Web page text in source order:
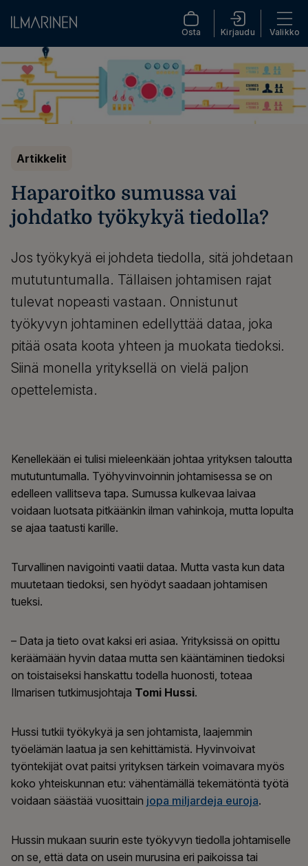
Osta Kirjaudu Valikko
Artikkelit
Haparoitko sumussa vai
johdatko työkykyä tiedolla?
Jos työkykyä ei johdeta tiedolla, sitä johdetaan
mututuntumalla. Tällaisen johtamisen rajat
tulevat nopeasti vastaan. Onnistunut
työkyvyn johtaminen edellyttää dataa, joka
pitää osata koota yhteen ja muokata tiedoksi.
Siinä monella yrityksellä on vielä paljon
opettelemista.
Kenellekään ei tulisi mieleenkään johtaa yrityksen taloutta
mututuntumalla. Työhyvinvoinnin johtamisessa se on
edelleen vallitseva tapa. Sumussa kulkevaa laivaa
voidaan luotsata pitkäänkin ilman vahinkoja, mutta lopulta
se ajaa taatusti karille.
Turvallinen navigointi vaatii dataa. Mutta vasta kun data
muutetaan tiedoksi, sen hyödyt saadaan johtamisen
tueksi.
– Data ja tieto ovat kaksi eri asiaa. Yrityksissä on opittu
keräämään hyvin dataa mutta sen kääntäminen tiedoksi
on toistaiseksi hanskattu todella huonosti, toteaa
Ilmarisen tutkimusjohtaja Tomi Hussi.
Hussi tutkii työkykyä ja sen johtamista, laajemmin
työelämän laatua ja sen kehittämistä. Hyvinvoivat
työntekijät ovat paitsi yrityksen tärkein voimavara myös
koko yhteiskunnan etu: vähentämällä tekemätöntä työtä
voidaan säästää vuosittain jopa miljardeja euroja.
Hussin mukaan suurin este työkyvyn tiedolla johtamiselle
on se, että data on usein murusina eri paikoissa tai